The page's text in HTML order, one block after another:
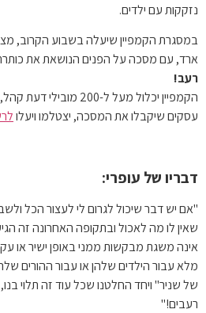
נזקקות עם ילדים.
במסגרת הקמפיין שיעלה בשבוע הקרוב,
ארד, עם מסכה על הפנים הנושאת את כותרת
רעב!
הקמפיין יכלול מעל ל-
עסקים שיקבלו את המסכה, יצטלמו ויעלו
דבריו של עופרי:
"אם יש דבר שיכול לגרום לי לעצור הכל
שאין לו מה לאכול ובתקופה האחרונה זה
אינה משגת מבקשות ממני באופן ישיר או
מלא עבור הילדים שלהן או עבור ההורים
של שניר" ויחד החלטנו שכל עוד זה תלוי
רעבים!"